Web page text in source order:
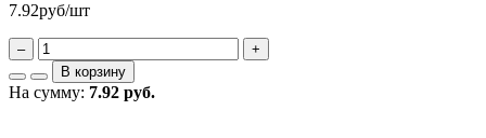
7.92руб/шт
–
+
В корзину
На сумму: 7.92 руб.